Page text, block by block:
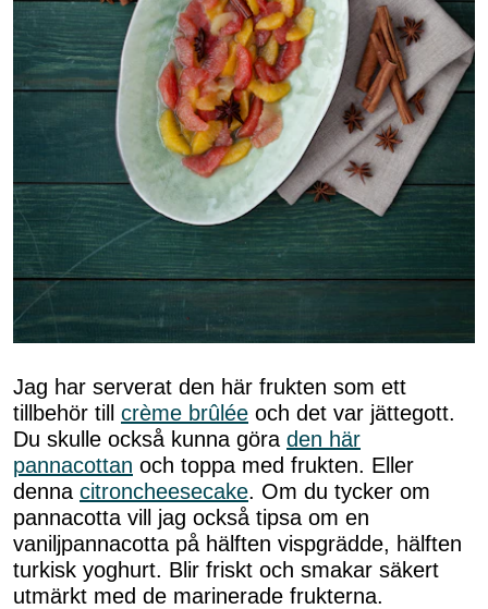
Jag har serverat den här frukten som ett
tillbehör till crème brûlée och det var jättegott.
Du skulle också kunna göra den här
pannacottan och toppa med frukten. Eller
denna citroncheesecake. Om du tycker om
pannacotta vill jag också tipsa om en
vaniljpannacotta på hälften vispgrädde, hälften
turkisk yoghurt. Blir friskt och smakar säkert
utmärkt med de marinerade frukterna.